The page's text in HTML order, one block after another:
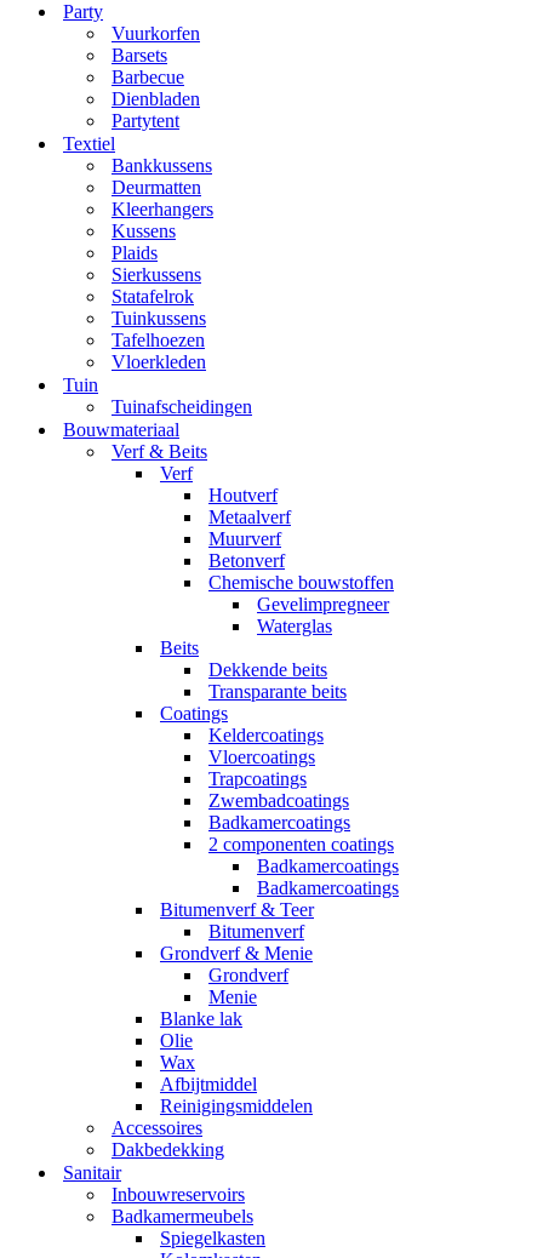
Party
Vuurkorfen
Barsets
Barbecue
Dienbladen
Partytent
Textiel
Bankkussens
Deurmatten
Kleerhangers
Kussens
Plaids
Sierkussens
Statafelrok
Tuinkussens
Tafelhoezen
Vloerkleden
Tuin
Tuinafscheidingen
Bouwmateriaal
Verf & Beits
Verf
Houtverf
Metaalverf
Muurverf
Betonverf
Chemische bouwstoffen
Gevelimpregneer
Waterglas
Beits
Dekkende beits
Transparante beits
Coatings
Keldercoatings
Vloercoatings
Trapcoatings
Zwembadcoatings
Badkamercoatings
2 componenten coatings
Badkamercoatings
Badkamercoatings
Bitumenverf & Teer
Bitumenverf
Grondverf & Menie
Grondverf
Menie
Blanke lak
Olie
Wax
Afbijtmiddel
Reinigingsmiddelen
Accessoires
Dakbedekking
Sanitair
Inbouwreservoirs
Badkamermeubels
Spiegelkasten